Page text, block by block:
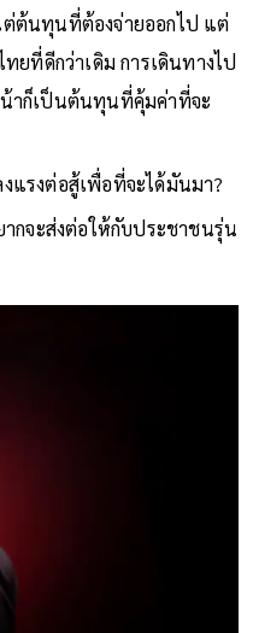
ต้นทุนที่ต้องจ่ายออกไป แต่
ยที่ดีกว่าเดิม การเดินทางไป
าก็เป็นต้นทุนที่คุ้มค่าที่จะ
รงต่อสู้เพื่อที่จะได้มันมา?
กจะส่งต่อให้กับประชาชนรุ่น